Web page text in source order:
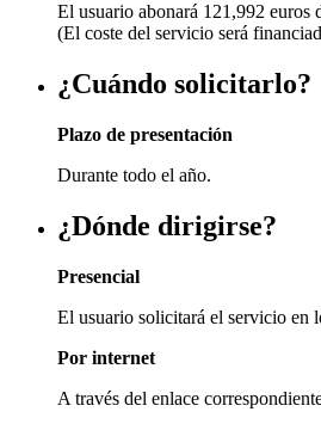
El usuario abonará 121,992 euros
(El coste del servicio será
¿Cuándo solicitarlo?
Plazo de presentación
Durante todo el año.
¿Dónde dirigirse?
Presencial
El usuario solicitará el servicio en
Por internet
A través del enlace